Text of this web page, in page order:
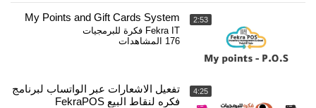
2:53
My Points and Gift Cards System
Fekra IT فكرة للبرمجيات
176 المشاهدات
4:25
تفعيل الاشعارات عبر الواتساب لبرنامج
فكره لنقاط البيع FekraPOS